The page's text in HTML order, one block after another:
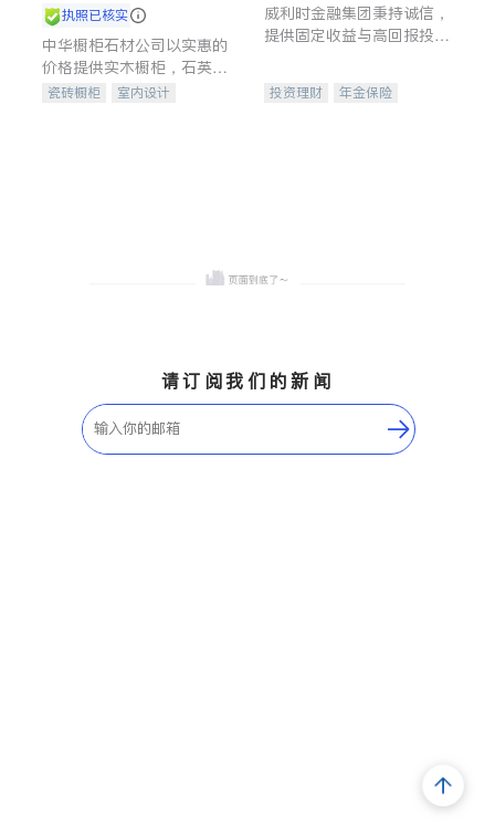
执照已核实
中华橱柜石材公司以实惠的
价格提供实木橱柜，石英石
台面，多种优质不锈钢水
瓷砖橱柜
室内设计
威利时金融集团秉持诚信，
提供固定收益与高回报投资
合，助力客户实现目标
投资理财
年金保险
请订阅我们的新闻